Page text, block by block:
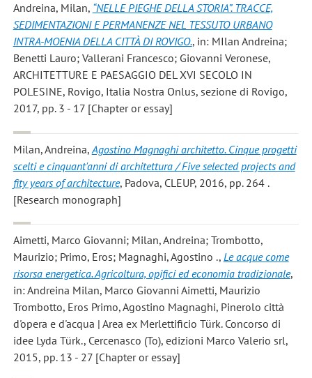
Andreina, Milan, “NELLE PIEGHE DELLA STORIA”. TRACCE,
SEDIMENTAZIONI E PERMANENZE NEL TESSUTO URBANO
INTRA-MOENIA DELLA CITTÀ DI ROVIGO., in: MIlan Andreina;
Benetti Lauro; Vallerani Francesco; Giovanni Veronese,
ARCHITETTURE E PAESAGGIO DEL XVI SECOLO IN
POLESINE, Rovigo, Italia Nostra Onlus, sezione di Rovigo,
2017, pp. 3 - 17 [Chapter or essay]
Milan, Andreina, Agostino Magnaghi architetto. Cinque progetti
scelti e cinquant'anni di architettura / Five selected projects and
fity years of architecture, Padova, CLEUP, 2016, pp. 264 .
[Research monograph]
Aimetti, Marco Giovanni; Milan, Andreina; Trombotto,
Maurizio; Primo, Eros; Magnaghi, Agostino ., Le acque come
risorsa energetica. Agricoltura, opifici ed economia tradizionale,
in: Andreina Milan, Marco Giovanni Aimetti, Maurizio
Trombotto, Eros Primo, Agostino Magnaghi, Pinerolo città
d'opera e d'acqua | Area ex Merlettificio Türk. Concorso di
idee Lyda Türk., Cercenasco (To), edizioni Marco Valerio srl,
2015, pp. 13 - 27 [Chapter or essay]